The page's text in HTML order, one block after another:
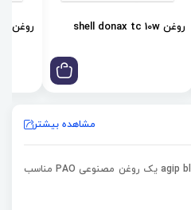
روغن shell donax tc 10w روغن shell donax td 85w
مشاهده بیشتر
روغن آجیپ بلاسیا اس agip blasia s220 یک روغن مصنوعی PAO مناسب